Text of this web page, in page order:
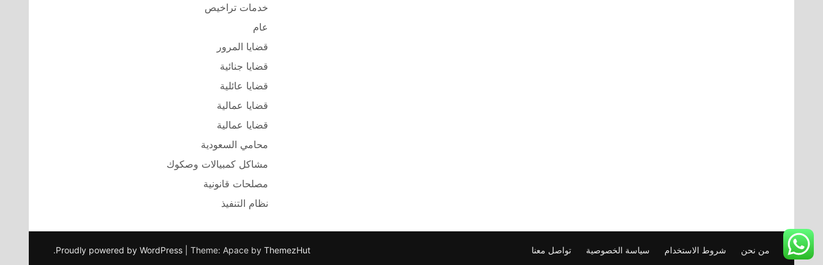
خدمات تراخيص
عام
قضايا المرور
قضايا جنائية
قضايا عائلية
قضايا عمالية
قضايا عمالية
محامي السعودية
مشاكل كمبيالات وصكوك
مصلحات قانونية
نظام التنفيذ
من نحن شروط الاستخدام سياسة الخصوصية تواصل معنا Proudly powered by WordPress Theme: Apace by ThemezHut
.